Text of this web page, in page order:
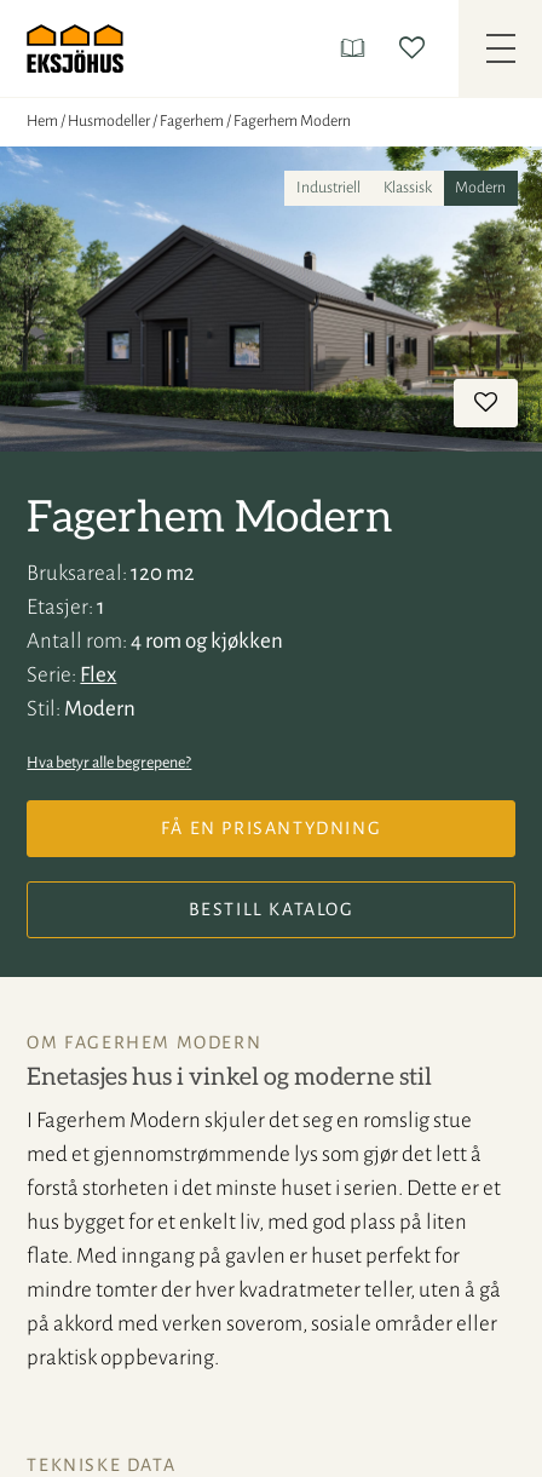
Hem / Husmodeller / Fagerhem / Fagerhem Modern
Industriell Klassisk Modern
OM FAGERHEM MODERN
Enetasjes hus i vinkel og moderne stil
I Fagerhem Modern skjuler det seg en romslig stue
med et gjennomstrømmende lys som gjør det lett å
forstå storheten i det minste huset i serien. Dette er et
hus bygget for et enkelt liv, med god plass på liten
flate. Med inngang på gavlen er huset perfekt for
mindre tomter der hver kvadratmeter teller, uten å gå
på akkord med verken soverom, sosiale områder eller
praktisk oppbevaring.
TEKNISKE DATA
Fagerhem Modern
Bruksareal
120 m2
Etasjer 1
Antall rom 4 rom og kjøkken
Serie Flex
Stil
Modern
Hva betyr alle begrepene?
FÅ EN PRISANTYDNING
BESTILL KATALOG